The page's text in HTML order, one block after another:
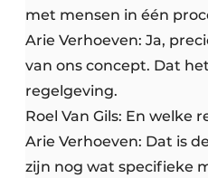
met mensen in één
Arie Verhoeven: Ja,
van ons concept. Dat
regelgeving.
Roel Van Gils: En welke
Arie Verhoeven: Dat is
zijn nog wat specifieke